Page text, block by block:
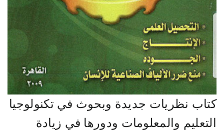
كتاب نظريات جديدة وبحوث في تكنولوجيا
التعليم والمعلومات ودورها في زيادة